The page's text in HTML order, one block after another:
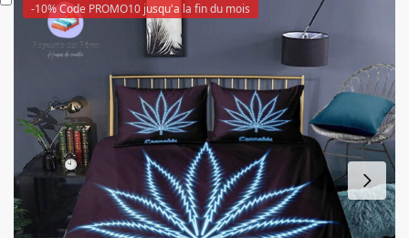
-10% Code PROMO10 jusqu'a la fin du mois